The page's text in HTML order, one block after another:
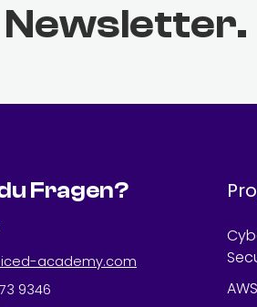
Newsletter.
Fragen?
academy.com
9346